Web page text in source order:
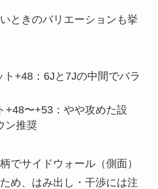
ときのバリエーションも挙
+48：6Jと7Jの中間でバラ
+48〜+53：やや攻めた設
ン推奨
でサイドウォール（側面）
め、はみ出し・干渉には注